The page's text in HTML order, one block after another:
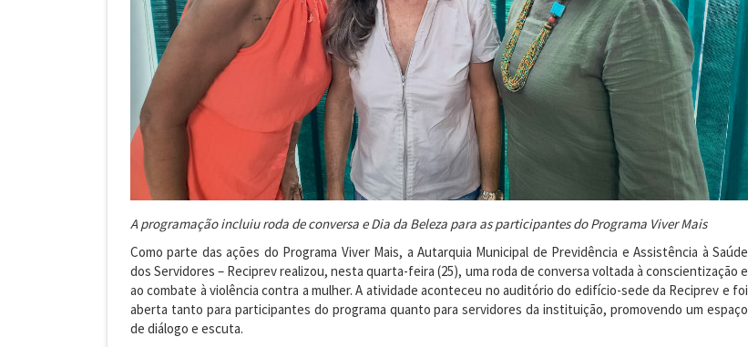
A programação incluiu roda de conversa e Dia da Beleza para as participantes do Programa Viver Mais
Como parte das ações do Programa Viver Mais, a Autarquia Municipal de Previdência e Assistência à Saúde
dos Servidores – Reciprev realizou, nesta quarta-feira (25), uma roda de conversa voltada à conscientização e
ao combate à violência contra a mulher. A atividade aconteceu no auditório do edifício-sede da Reciprev e foi
aberta tanto para participantes do programa quanto para servidores da instituição, promovendo um espaço
de diálogo e escuta.